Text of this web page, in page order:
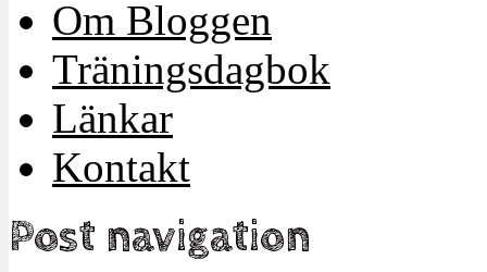
Om Bloggen
Träningsdagbok
Länkar
Kontakt
Post navigation